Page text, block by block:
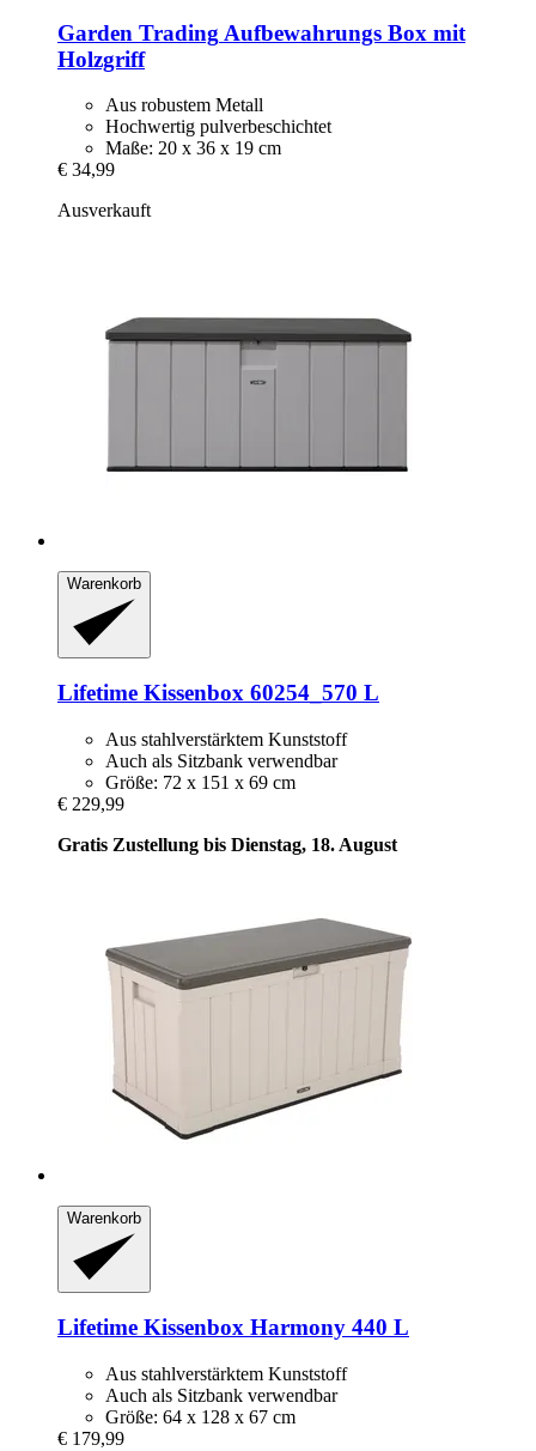
Garden Trading Aufbewahrungs Box mit
Holzgriff
Aus robustem Metall
Hochwertig pulverbeschichtet
Maße: 20 x 36 x 19 cm
€ 34,99
Ausverkauft
Warenkorb
Lifetime Kissenbox 60254_570 L
Aus stahlverstärktem Kunststoff
Auch als Sitzbank verwendbar
Größe: 72 x 151 x 69 cm
€ 229,99
Gratis Zustellung bis Dienstag, 18. August
Warenkorb
Lifetime Kissenbox Harmony 440 L
Aus stahlverstärktem Kunststoff
Auch als Sitzbank verwendbar
Größe: 64 x 128 x 67 cm
€ 179,99